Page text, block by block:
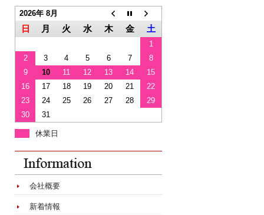
2026年 8月
日 月 火 水 木 金 土
1
2
3 4 5 6 7
8
9
10 11 12 13 14
15
16
17 18 19 20 21
22
23
24 25 26 27 28
29
30
31
休業日
会社概要
新着情報